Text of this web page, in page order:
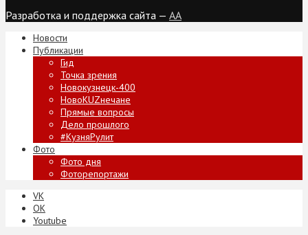
Разработка и поддержка сайта — AA
Новости
Публикации
Гид
Точка зрения
Новокузнецк-400
НовоKUZнечане
Прямые вопросы
Дело прошлого
#КузняРулит
Фото
Фото дня
Фоторепортажи
VK
ОК
Youtube